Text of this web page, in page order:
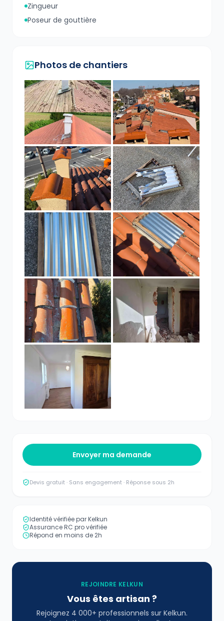
Zingueur
Poseur de gouttière
Photos de chantiers
Envoyer ma demande
Devis gratuit · Sans engagement · Réponse sous 2h
Identité vérifiée par Kelkun
Assurance RC pro vérifiée
Répond en moins de 2h
REJOINDRE KELKUN
Vous êtes artisan ?
Rejoignez 4 000+ professionnels sur Kelkun.